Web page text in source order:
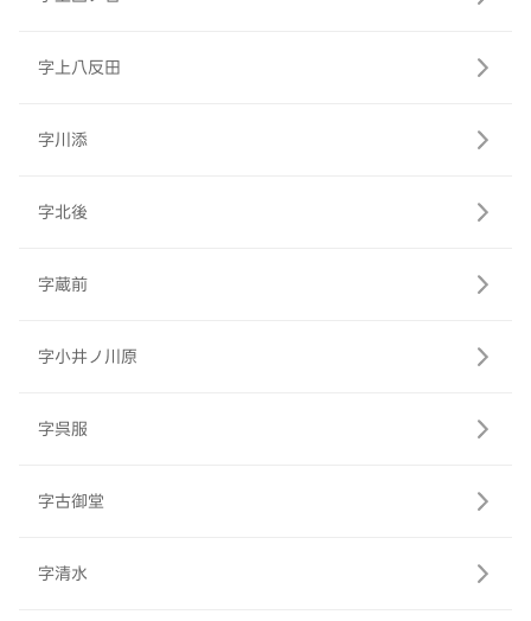
字上八反田
字川添
字北後
字蔵前
字小井ノ川原
字呉服
字古御堂
字清水